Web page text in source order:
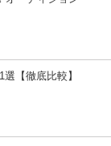
【徹底比較】